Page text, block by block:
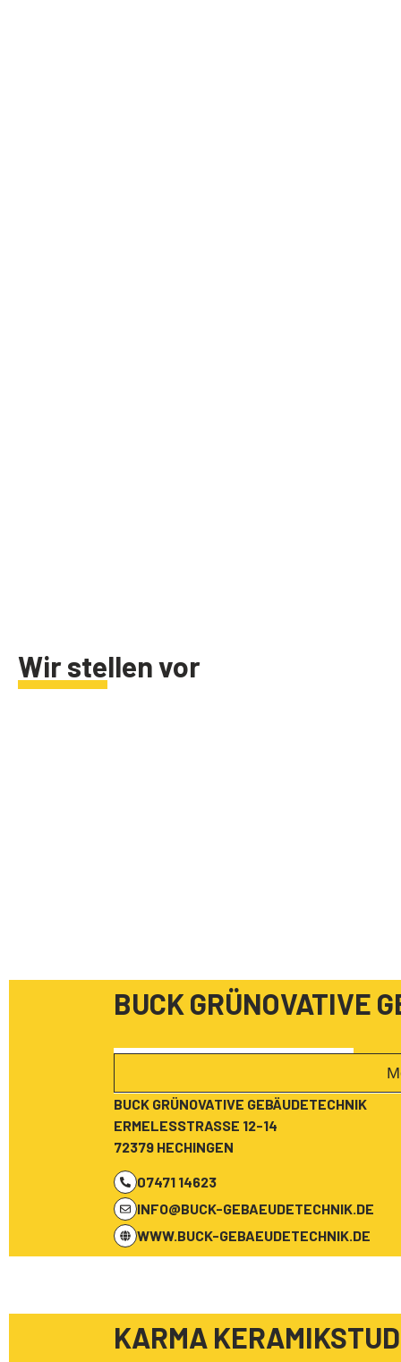
Wir stellen vor
BUCK GRÜNOVATIVE
BUCK GRÜNOVATIVE GEBÄUDETECHNIK
ERMELESSTRASSE 12-14
72379 HECHINGEN
07471 14623
INFO@BUCK-GEBAEUDETECHNIK.DE
WWW.BUCK-GEBAEUDETECHNIK.DE
KARMA